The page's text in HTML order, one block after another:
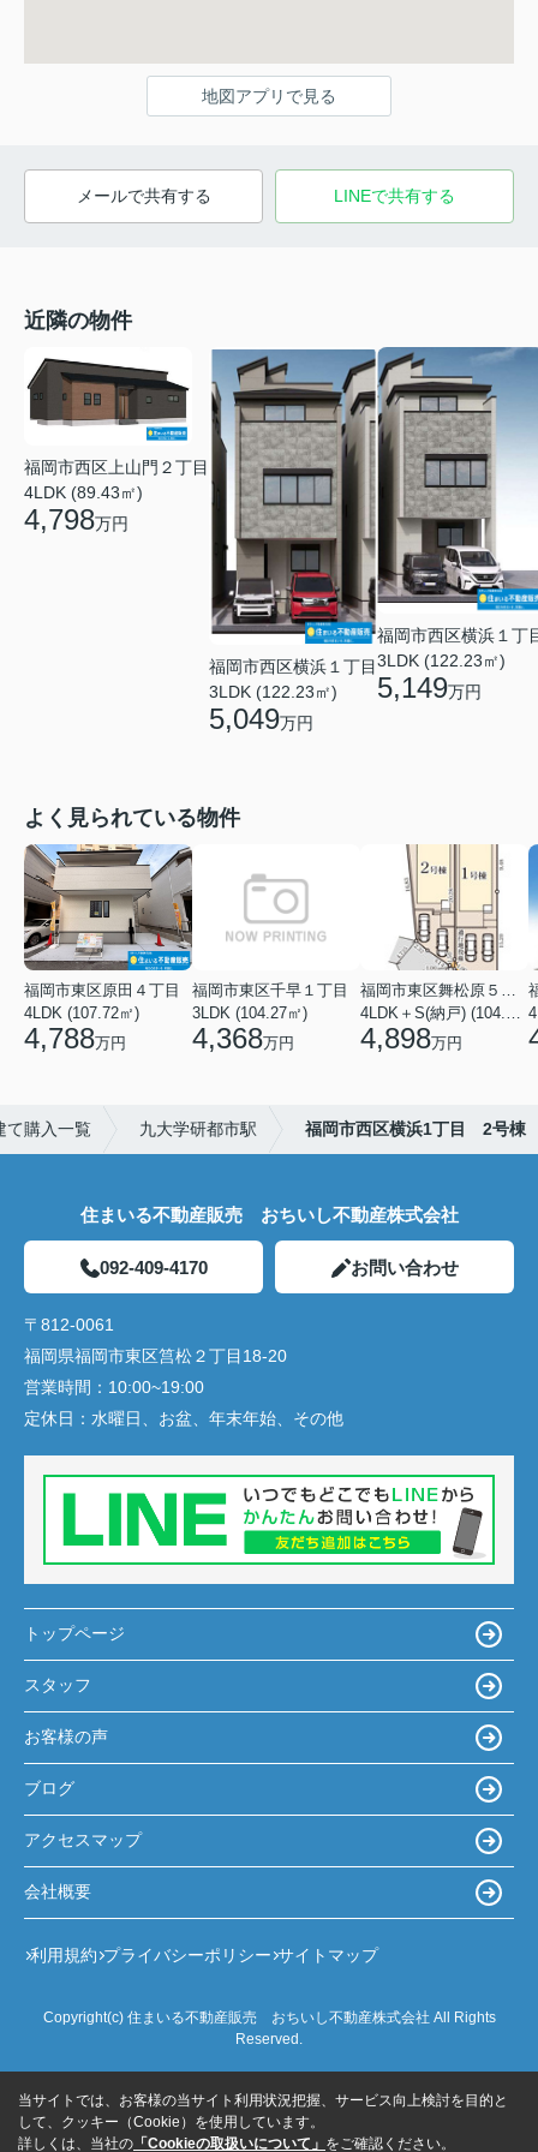
地図アプリで見る
メールで共有する LINEで共有する
近隣の物件
福岡市西区上山門２丁目
4LDK (89.43㎡)
4,798万円
福岡市西区横浜１丁目
3LDK (122.23㎡)
5,049万円
福岡市西区横浜１丁
3LDK (122.23㎡)
5,149万円
よく見られている物件
福岡市東区原田４丁目
4LDK (107.72㎡)
4,788万円
福岡市東区千早１丁目
3LDK (104.27㎡)
4,368万円 4,898万円
て購入一覧 九大学研都市駅 福岡市西区横浜1丁目 2号棟
住まいる不動産販売 おちいし不動産株式会社
092-409-4170 お問い合わせ
〒812-0061
福岡県福岡市東区筥松２丁目18-20
営業時間： 10:00~19:00
定休日： 水曜日、お盆、年末年始、その他
トップページ
スタッフ
お客様の声
ブログ
アクセスマップ
会社概要
利用規約 プライバシーポリシー サイトマップ
Copyright(c) 住まいる不動産販売 おちいし不動産株式会社 All Rights
Reserved.
当サイトでは、お客様の当サイト利用状況把握、サービス向上検討を目的と
して、クッキー（Cookie）を使用しています。
詳しくは、当社の 「Cookieの取扱いについて」 をご確認ください。